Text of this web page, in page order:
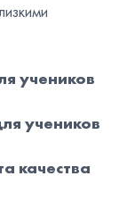
учеников
учеников
качества